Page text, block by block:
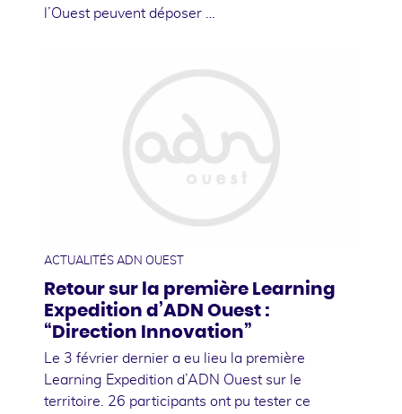
l’Ouest peuvent déposer …
ACTUALITÉS ADN OUEST
Retour sur la première Learning
Expedition d’ADN Ouest :
“Direction Innovation”
Le 3 février dernier a eu lieu la première
Learning Expedition d’ADN Ouest sur le
territoire. 26 participants ont pu tester ce